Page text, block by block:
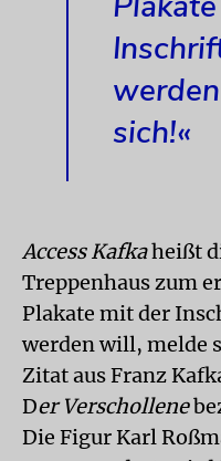
sich!«
Access Kafkaheißt
Treppenhaus zum
Plakate mit der
werden will, melde
Zitat aus Franz
Der Verschollene
Die Figur Karl